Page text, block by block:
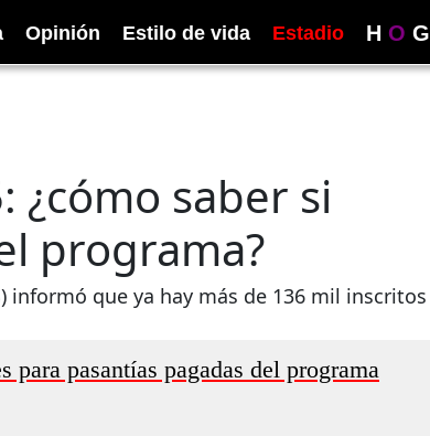
Opinión Estilo de vida Estadio H O G
¿cómo saber si
programa?
informó que ya hay más de 136 mil inscritos
para pasantías pagadas del programa